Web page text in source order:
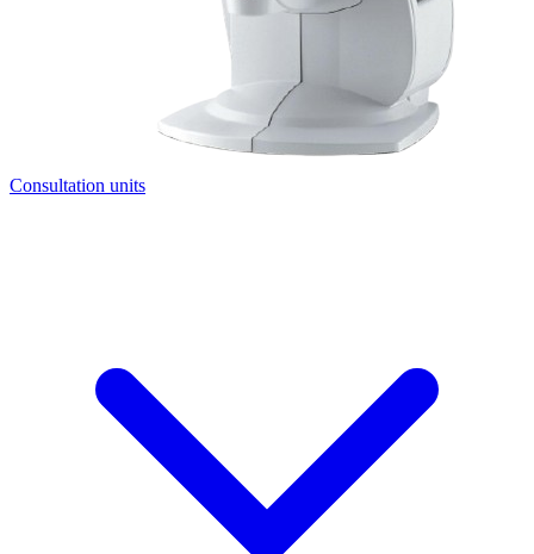
Consultation units